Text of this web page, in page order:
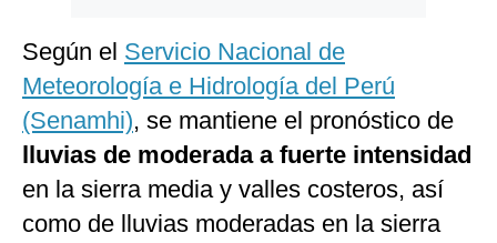
Según el Servicio Nacional de
Meteorología e Hidrología del Perú
(Senamhi), se mantiene el pronóstico de
lluvias de moderada a fuerte intensidad
en la sierra media y valles costeros, así
como de lluvias moderadas en la sierra